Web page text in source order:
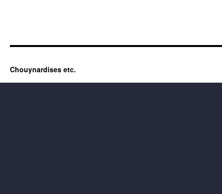
Chouynardises etc.